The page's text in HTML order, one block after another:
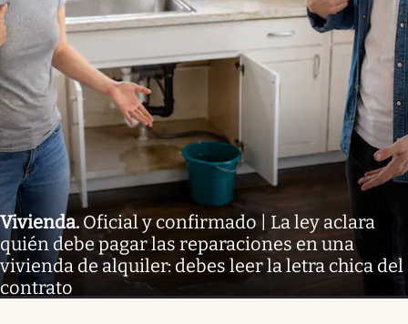
Vivienda. Oficial y confirmado | La ley aclara
quién debe pagar las reparaciones en una
vivienda de alquiler: debes leer la letra chica del
contrato